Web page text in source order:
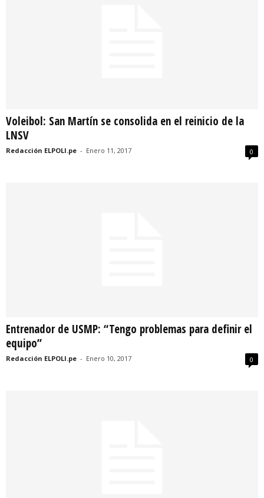
Voleibol: San Martín se consolida en el reinicio de la
LNSV
Redacción ELPOLI.pe - Enero 11, 2017 0
Entrenador de USMP: “Tengo problemas para definir el
equipo”
Redacción ELPOLI.pe - Enero 10, 2017 0